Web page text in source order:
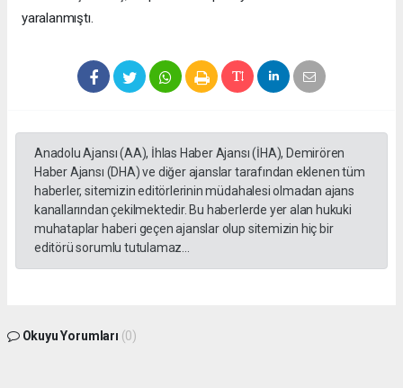
yaralanmıştı.
Anadolu Ajansı (AA), İhlas Haber Ajansı (İHA), Demirören
Haber Ajansı (DHA) ve diğer ajanslar tarafından eklenen tüm
haberler, sitemizin editörlerinin müdahalesi olmadan ajans
kanallarından çekilmektedir. Bu haberlerde yer alan hukuki
muhataplar haberi geçen ajanslar olup sitemizin hiç bir
editörü sorumlu tutulamaz...
Okuyu Yorumları (0)